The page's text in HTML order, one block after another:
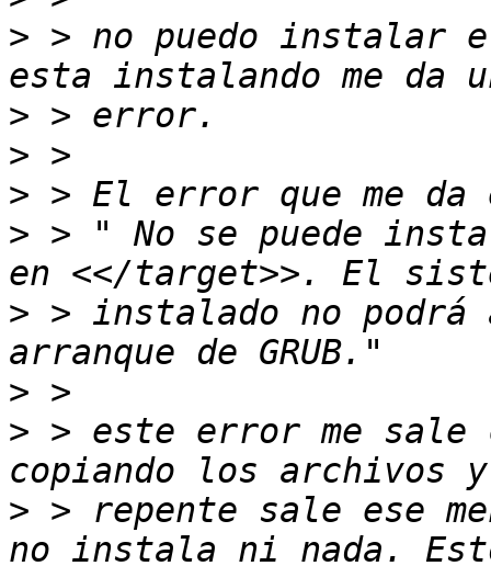
> > no puedo instalar
>
>
>
> > " No se puede
> > instalado no
>
> > este error me sale
> > repente sale ese